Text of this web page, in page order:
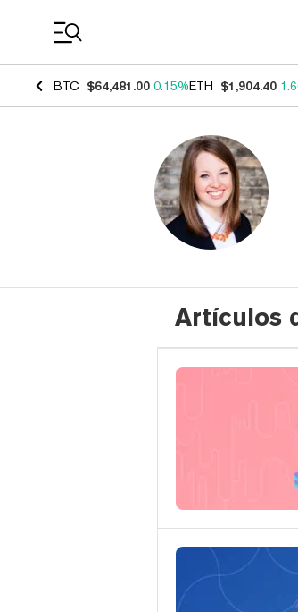
BTC $64,481.00 0.15%ETH $1,904.40
Artículos